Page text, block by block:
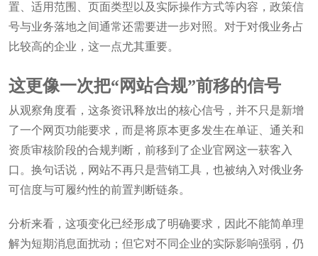
置、适用范围、页面类型以及实际操作方式等内容，政策信
号与业务落地之间通常还需要进一步对照。对于对俄业务占
比较高的企业，这一点尤其重要。
这更像一次把“网站合规”前移的信号
从观察角度看，这条资讯释放出的核心信号，并不只是新增
了一个网页功能要求，而是将原本更多发生在单证、通关和
资质审核阶段的合规判断，前移到了企业官网这一获客入
口。换句话说，网站不再只是营销工具，也被纳入对俄业务
可信度与可履约性的前置判断链条。
分析来看，这项变化已经形成了明确要求，因此不能简单理
解为短期消息面扰动；但它对不同企业的实际影响强弱，仍